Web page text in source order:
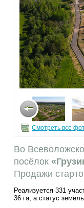
Смотреть все
Во
посёлок
Продажи
Реализуется 331
36 га, а статус